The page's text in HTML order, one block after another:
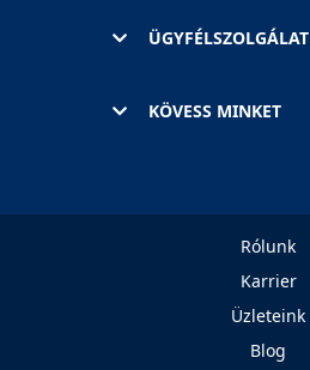
ÜGYFÉLSZOLGÁLAT
KÖVESS MINKET
Rólunk
Karrier
Üzleteink
Blog